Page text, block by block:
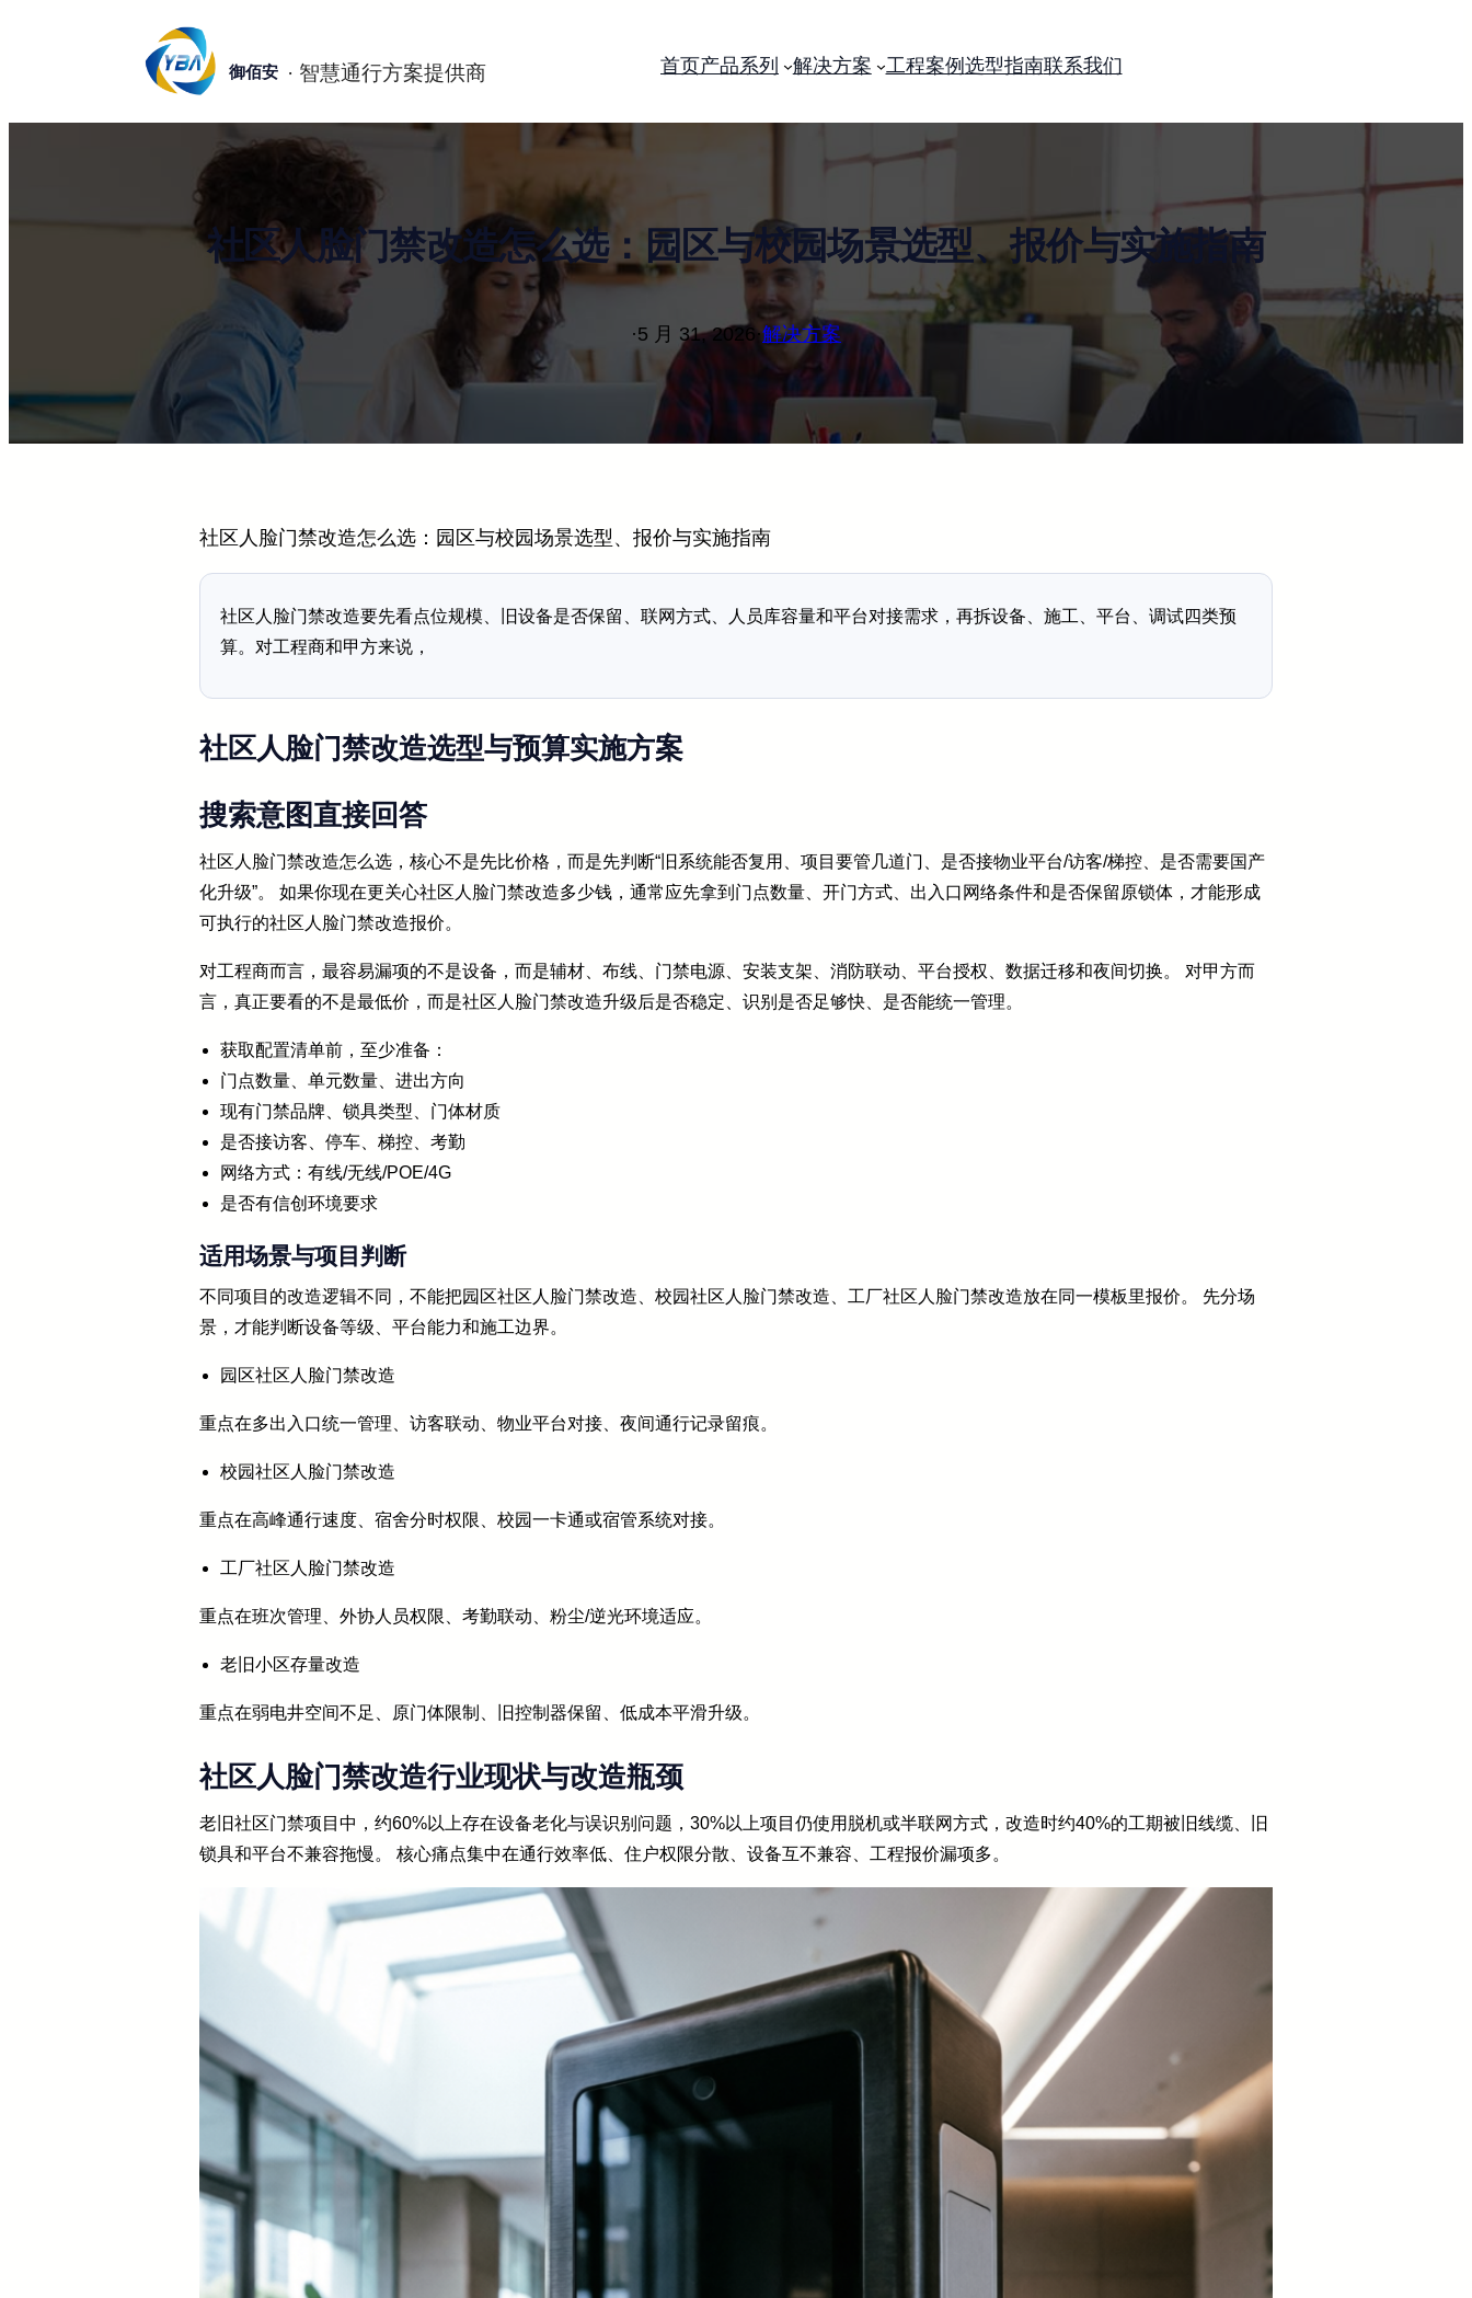
御佰安 首页产品系列 解决方案 工程案例 选型指南联系我们
社区人脸门禁改造怎么选：园区与校园场景选型、报价与实施指南
·5 月 31, 2026·解决方案
社区人脸门禁改造怎么选：园区与校园场景选型、报价与实施指南
社区人脸门禁改造要先看点位规模、旧设备是否保留、联网方式、人员库容量和平台对接需求，再拆设备、施工、平台、调试四类预
算。对工程商和甲方来说，
社区人脸门禁改造选型与预算实施方案
搜索意图直接回答
社区人脸门禁改造怎么选，核心不是先比价格，而是先判断“旧系统能否复用、项目要管几道门、是否接物业平台/访客/梯控、是否需要国产
化升级”。 如果你现在更关心社区人脸门禁改造多少钱，通常应先拿到门点数量、开门方式、出入口网络条件和是否保留原锁体，才能形成
可执行的社区人脸门禁改造报价。
对工程商而言，最容易漏项的不是设备，而是辅材、布线、门禁电源、安装支架、消防联动、平台授权、数据迁移和夜间切换。 对甲方而
言，真正要看的不是最低价，而是社区人脸门禁改造升级后是否稳定、识别是否足够快、是否能统一管理。
获取配置清单前，至少准备：
门点数量、单元数量、进出方向
现有门禁品牌、锁具类型、门体材质
是否接访客、停车、梯控、考勤
网络方式：有线/无线/POE/4G
是否有信创环境要求
适用场景与项目判断
不同项目的改造逻辑不同，不能把园区社区人脸门禁改造、校园社区人脸门禁改造、工厂社区人脸门禁改造放在同一模板里报价。 先分场
景，才能判断设备等级、平台能力和施工边界。
园区社区人脸门禁改造
重点在多出入口统一管理、访客联动、物业平台对接、夜间通行记录留痕。
校园社区人脸门禁改造
重点在高峰通行速度、宿舍分时权限、校园一卡通或宿管系统对接。
工厂社区人脸门禁改造
重点在班次管理、外协人员权限、考勤联动、粉尘/逆光环境适应。
老旧小区存量改造
重点在弱电井空间不足、原门体限制、旧控制器保留、低成本平滑升级。
社区人脸门禁改造行业现状与改造瓶颈
老旧社区门禁项目中，约60%以上存在设备老化与误识别问题，30%以上项目仍使用脱机或半联网方式，改造时约40%的工期被旧线缆、旧
锁具和平台不兼容拖慢。 核心痛点集中在通行效率低、住户权限分散、设备互不兼容、工程报价漏项多。